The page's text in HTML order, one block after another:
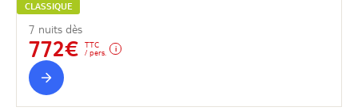
CLASSIQUE
7 nuits dès
772€
TTC
/ pers.